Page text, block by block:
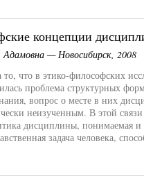
концепции
— Новосибирск, 2008
что в этико-философских
проблема структурных
вопрос о месте в них
неизученным. В этой
дисциплины, понимаемая и
задача человека,